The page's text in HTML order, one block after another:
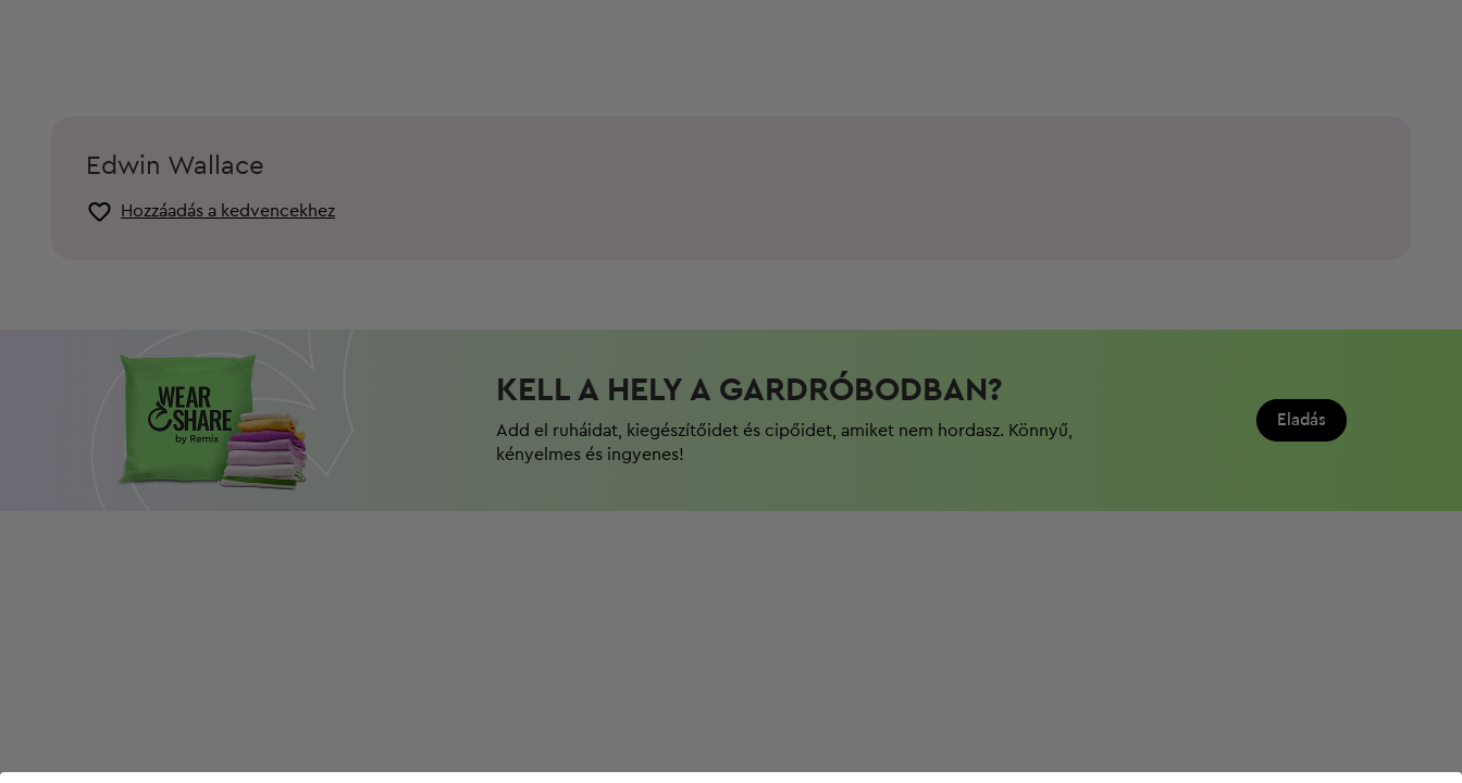
Edwin Wallace
Hozzáadás a kedvencekhez
KELL A HELY A GARDRÓBODBAN?
Add el ruháidat, kiegészítőidet és cipőidet, amiket nem hordasz. Könnyű,
kényelmes és ingyenes!
Eladás